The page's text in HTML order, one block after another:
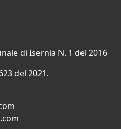
di Isernia N. 1 del 2016
del 2021.